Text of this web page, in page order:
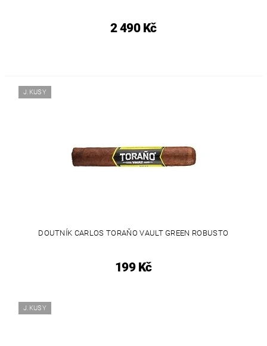
2 490 Kč
J.KUSY
DOUTNÍK CARLOS TORAŇO VAULT GREEN ROBUSTO
199 Kč
J.KUSY